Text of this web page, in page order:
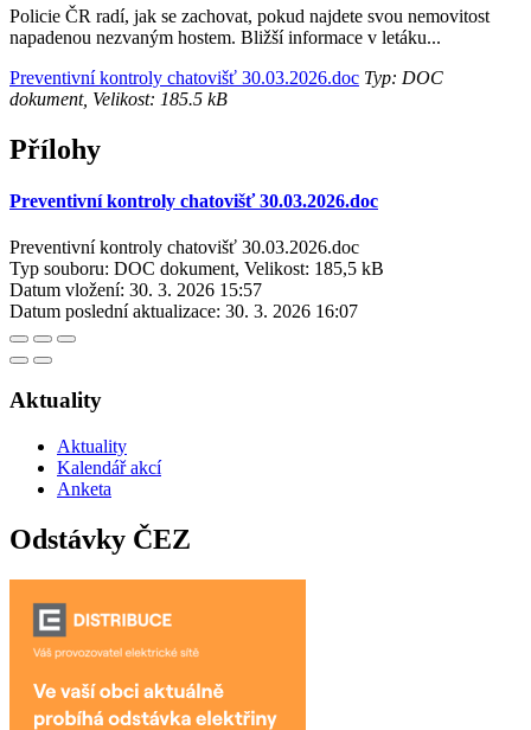
Policie ČR radí, jak se zachovat, pokud najdete svou nemovitost
napadenou nezvaným hostem. Bližší informace v letáku...
Preventivní kontroly chatovišť 30.03.2026.doc Typ: DOC
dokument, Velikost: 185.5 kB
Přílohy
Preventivní kontroly chatovišť 30.03.2026.doc
Preventivní kontroly chatovišť 30.03.2026.doc
Typ souboru: DOC dokument, Velikost: 185,5 kB
Datum vložení: 30. 3. 2026 15:57
Datum poslední aktualizace: 30. 3. 2026 16:07
Aktuality
Aktuality
Kalendář akcí
Anketa
Odstávky ČEZ